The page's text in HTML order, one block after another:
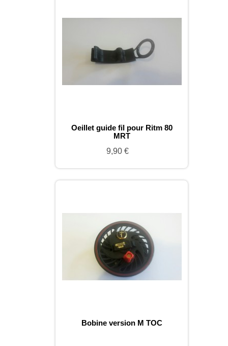
Oeillet guide fil pour Ritm 80
MRT
9,90 €
Bobine version M TOC